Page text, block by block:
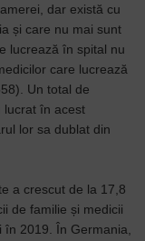
dar există cu
și care nu mai sunt
lucrează în spital nu
care lucrează
Un total de
lucrat în acest
lor sa dublat din
a crescut de la 17,8
de familie și medicii
2019. În Germania,